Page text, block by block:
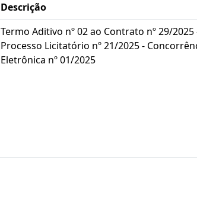
Descrição
Termo Aditivo nº 02 ao Contrato nº 29/2025
Processo Licitatório nº 21/2025 -
Eletrônica nº 01/2025